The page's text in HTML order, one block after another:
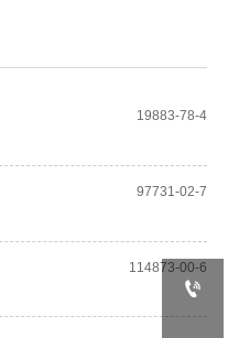
19883-78-4
97731-02-7
114873-00-6
